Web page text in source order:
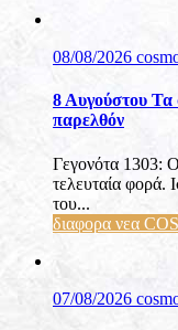
08/08/2026
8 Αυγούστου Τα
παρελθόν
Γεγονότα 1303: Ο
τελευταία φορά.
του...
διαφορα νεα
07/08/2026